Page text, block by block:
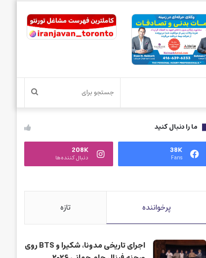
جستجو
برای ما را دنبال کنید
38K
Fans
208K
دنبال کننده‌ها
پرخواننده تازه
اجرای تاریخی مدونا، شکیرا و BTS روی